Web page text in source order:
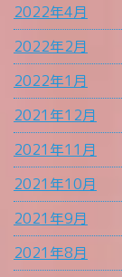
2022年4月
2022年2月
2022年1月
2021年12月
2021年11月
2021年10月
2021年9月
2021年8月